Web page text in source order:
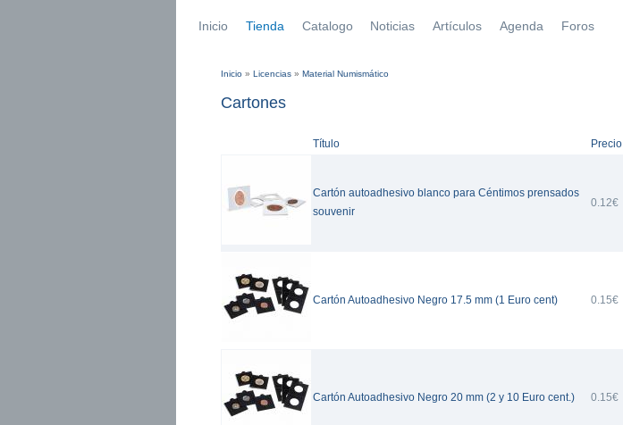
Inicio Tienda Catalogo Noticias Artículos Agenda Foros
Inicio » Licencias » Material Numismático
Cartones
Título Precio
Cartón autoadhesivo blanco para Céntimos prensados
souvenir
0.12€
Cartón Autoadhesivo Negro 17.5 mm (1 Euro cent) 0.15€
Cartón Autoadhesivo Negro 20 mm (2 y 10 Euro cent.) 0.15€